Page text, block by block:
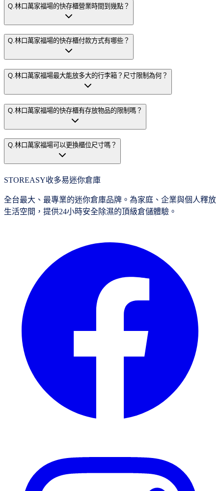
Q. 林口萬家福場的快存櫃營業時間到幾點？
Q.林口萬家福場的快存櫃付款方式有哪些？
Q.林口萬家福場最大能放多大的行李箱？尺寸限制為何？
Q. 林口萬家福場的快存櫃有存放物品的限制嗎？
Q.林口萬家福場可以更換櫃位尺寸嗎？
STOREASY收多易迷你倉庫
全台最大、最專業的迷你倉庫品牌。為家庭、企業與個人釋放
生活空間，提供24小時安全除濕的頂級倉儲體驗。